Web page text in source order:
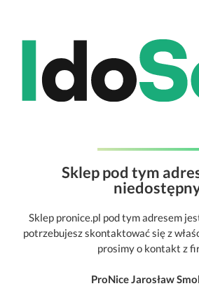
Sklep pod tym
Sklep pronice.pl pod tym adresem
potrzebujesz skontaktować się z
prosimy o kontakt z
ProNice Jarosław